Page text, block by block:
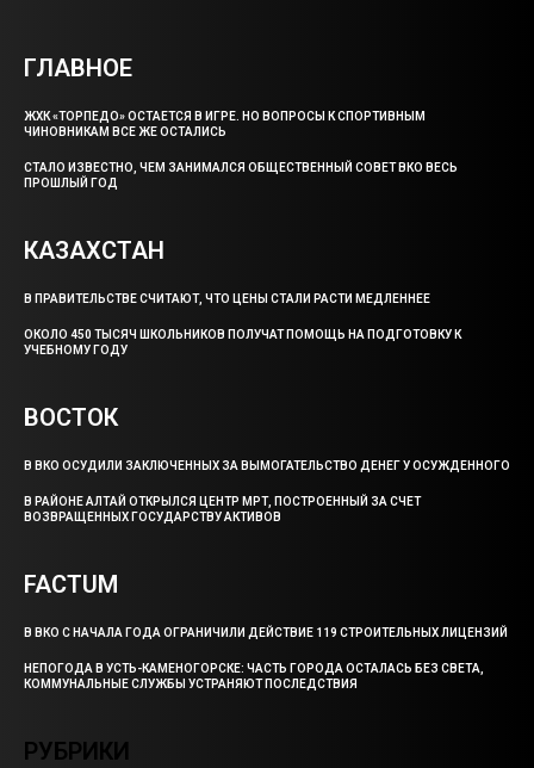
ГЛАВНОЕ
ЖХК «ТОРПЕДО» ОСТАЕТСЯ В ИГРЕ. НО ВОПРОСЫ К СПОРТИВНЫМ
ЧИНОВНИКАМ ВСЕ ЖЕ ОСТАЛИСЬ
СТАЛО ИЗВЕСТНО, ЧЕМ ЗАНИМАЛСЯ ОБЩЕСТВЕННЫЙ СОВЕТ ВКО ВЕСЬ
ПРОШЛЫЙ ГОД
КАЗАХСТАН
В ПРАВИТЕЛЬСТВЕ СЧИТАЮТ, ЧТО ЦЕНЫ СТАЛИ РАСТИ МЕДЛЕННЕЕ
ОКОЛО 450 ТЫСЯЧ ШКОЛЬНИКОВ ПОЛУЧАТ ПОМОЩЬ НА ПОДГОТОВКУ К
УЧЕБНОМУ ГОДУ
ВОСТОК
В ВКО ОСУДИЛИ ЗАКЛЮЧЕННЫХ ЗА ВЫМОГАТЕЛЬСТВО ДЕНЕГ У ОСУЖДЕННОГО
В РАЙОНЕ АЛТАЙ ОТКРЫЛСЯ ЦЕНТР МРТ, ПОСТРОЕННЫЙ ЗА СЧЕТ
ВОЗВРАЩЕННЫХ ГОСУДАРСТВУ АКТИВОВ
FACTUM
В ВКО С НАЧАЛА ГОДА ОГРАНИЧИЛИ ДЕЙСТВИЕ 119 СТРОИТЕЛЬНЫХ ЛИЦЕНЗИЙ
НЕПОГОДА В УСТЬ-КАМЕНОГОРСКЕ: ЧАСТЬ ГОРОДА ОСТАЛАСЬ БЕЗ СВЕТА,
КОММУНАЛЬНЫЕ СЛУЖБЫ УСТРАНЯЮТ ПОСЛЕДСТВИЯ
РУБРИКИ